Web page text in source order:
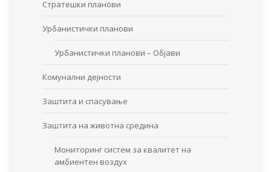
Стратешки планови
Урбанистички планови
Урбанистички планови – Објави
Комунални дејности
Заштита и спасување
Заштита на животна средина
Мониторинг систем за квалитет на
амбиентен воздух